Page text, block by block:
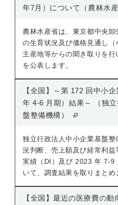
年7月）について（農林水
農林水産省は、東京都中央
の生育状況及び価格見通し（
主産地等からの聞き取りを
を公表します。
【全国】～第 172 回中小
年 4‐6 月期）結果～ （独
盤整備機構）
独立行政法人中小企業基盤
況判断、売上額及び経常利
実績（DI）及び 2023 年 7-9
いて、調査結果を取りまとめ
【全国】最近の医療費の